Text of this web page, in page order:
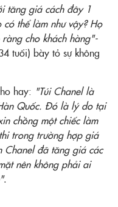
tăng giá cách đây 1
thể làm như vậy? Họ
cho khách hàng"-
tuổi) bày tỏ sự không
hay: "Túi Chanel là
Quốc. Đó là lý do tại
chồng một chiếc làm
trong trường hợp giá
Chanel đã tăng giá các
nên không phải ai
.